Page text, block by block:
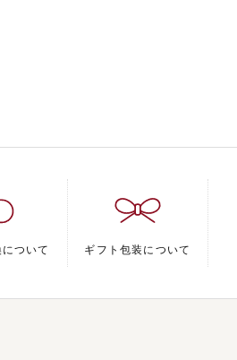
ついて ギフト包装について